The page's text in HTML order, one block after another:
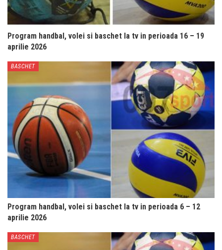
Program handbal, volei si baschet la tv in perioada 16 – 19
aprilie 2026
BASCHET
Program handbal, volei si baschet la tv in perioada 6 – 12
aprilie 2026
BASCHET